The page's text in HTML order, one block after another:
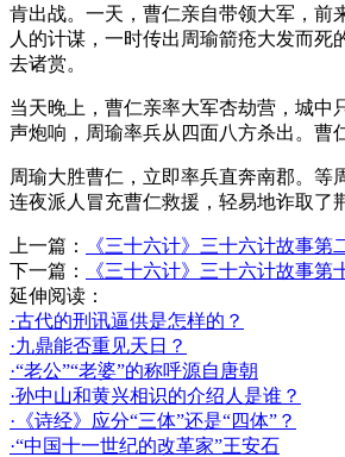
肯出战。一天，曹仁亲自带领大军，前
人的计谋，一时传出周瑜箭疮大发而
去诸赏。
当天晚上，曹仁亲率大军杏劫营，城中
声炮响，周瑜率兵从四面八方杀出。曹
周瑜大胜曹仁，立即率兵直奔南郡。等
连夜派人冒充曹仁救援，轻易地诈取了
上一篇：
《三十六计》三十六计故事第
下一篇：
《三十六计》三十六计故事第
延伸阅读：
·古代的刑讯逼供是怎样的？
·九鼎能否重见天日？
·“老公”“老婆”的称呼源自唐朝
·孙中山和黄兴相识的介绍人是谁？
·《诗经》应分“三体”还是“四体”？
·“中国十一世纪的改革家”王安石